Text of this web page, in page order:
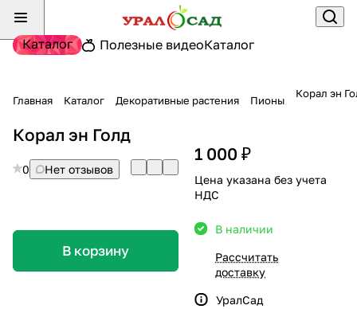
Каталог Полезные видеоКаталог
Главная Каталог Декоративные растения Пионы
Корал эн
Корал эн Голд
0 Нет отзывов
В корзину
1 000 ₽
Цена указана без учета
НДС
В наличии
Рассчитать
доставку
УралСад